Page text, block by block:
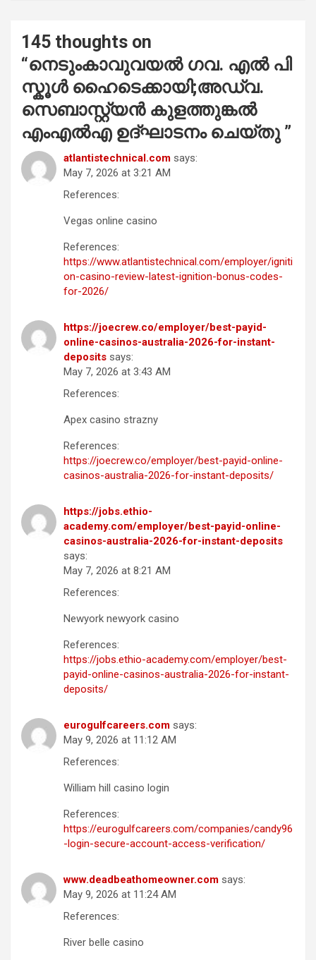
145 thoughts on
“നെടുംകാവുവയൽ ഗവ. എൽ പി
സ്കൂൾ ഹൈടെക്കായി;അഡ്വ.
സെബാസ്റ്റ്യൻ കുളത്തുങ്കൽ
എംഎൽഎ ഉദ്ഘാടനം ചെയ്തു ”
atlantistechnical.com says:
May 7, 2026 at 3:21 AM
References:
Vegas online casino
References:
https://www.atlantistechnical.com/employer/igniti
on-casino-review-latest-ignition-bonus-codes-
for-2026/
https://joecrew.co/employer/best-payid-
online-casinos-australia-2026-for-instant-
deposits says:
May 7, 2026 at 3:43 AM
References:
Apex casino strazny
References:
https://joecrew.co/employer/best-payid-online-
casinos-australia-2026-for-instant-deposits/
https://jobs.ethio-
academy.com/employer/best-payid-online-
casinos-australia-2026-for-instant-deposits
says:
May 7, 2026 at 8:21 AM
References:
Newyork newyork casino
References:
https://jobs.ethio-academy.com/employer/best-
payid-online-casinos-australia-2026-for-instant-
deposits/
eurogulfcareers.com says:
May 9, 2026 at 11:12 AM
References:
William hill casino login
References:
https://eurogulfcareers.com/companies/candy96
-login-secure-account-access-verification/
www.deadbeathomeowner.com says:
May 9, 2026 at 11:24 AM
References:
River belle casino